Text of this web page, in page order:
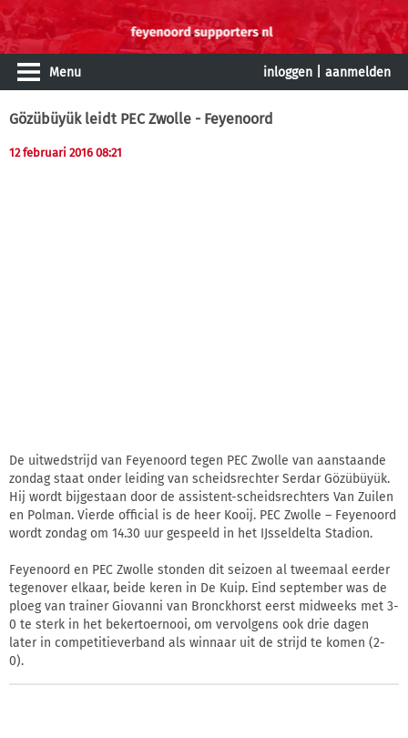
Menu inloggen aanmelden
Gözübüyük leidt PEC Zwolle - Feyenoord
12 februari 2016 08:21
De uitwedstrijd van Feyenoord tegen PEC Zwolle van aanstaande
zondag staat onder leiding van scheidsrechter Serdar Gözübüyük.
Hij wordt bijgestaan door de assistent-scheidsrechters Van Zuilen
en Polman. Vierde official is de heer Kooij. PEC Zwolle – Feyenoord
wordt zondag om 14.30 uur gespeeld in het IJsseldelta Stadion.
Feyenoord en PEC Zwolle stonden dit seizoen al tweemaal eerder
tegenover elkaar, beide keren in De Kuip. Eind september was de
ploeg van trainer Giovanni van Bronckhorst eerst midweeks met 3-
0 te sterk in het bekertoernooi, om vervolgens ook drie dagen
later in competitieverband als winnaar uit de strijd te komen (2-
0).